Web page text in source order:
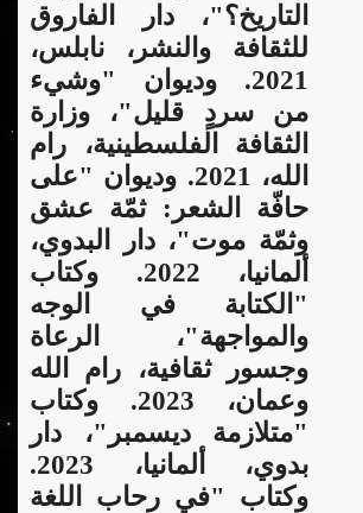
التاريخ؟"،دار الفاروق
للثقافة والنشر، نابلس،
2021. وديوان "وشيء
من سردٍ قليل"، وزارة
الثقافة الفلسطينية، رام
الله، 2021. وديوان "على
حافّة الشعر: ثمّة عشق
وثمّة موت"، دار البدوي،
ألمانيا، 2022. وكتاب
"الكتابة في الوجه
والمواجهة"، الرعاة
وجسور ثقافية، رام الله
وعمان، 2023. و
كتاب
"متلازمة ديسمبر"، دار
بدوي، ألمانيا، 2023.
وكتاب "في رحاب اللغة